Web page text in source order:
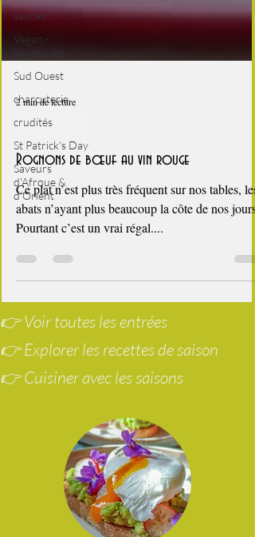
sauces
Vegan -
Végétarien
Sud Ouest
charcuterie
crudités
St Patrick's Day
Saveurs
d'Afrque &
d'Orient
2 min de lecture
Foire au vin
Rognons de bœuf au vin rouge
Ce plat n’est plus très fréquent sur nos tables, les
abats n’ayant plus beaucoup la côte de nos jours.
Pourtant c’est un vrai régal....
👉 Voir toutes les entrées
👉 Explorer les recettes de saison